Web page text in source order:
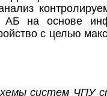
на основе
с целью
систем ЧПУ